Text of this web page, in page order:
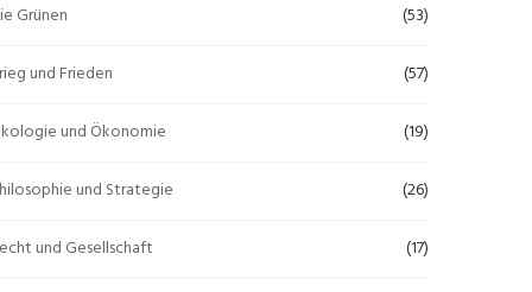
Grünen (53)
und Frieden (57)
und Ökonomie (19)
und Strategie (26)
und Gesellschaft (17)